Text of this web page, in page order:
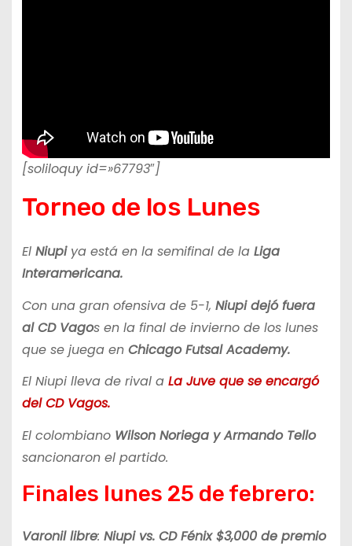
[soliloquy id=»67793″]
Torneo de los Lunes
El Niupiya está en la semifinal de laLiga
Interamericana.
Con una gran ofensiva de 5-1, Niupi dejó fuera
al CD Vagos en la final de invierno de los lunes
que se juega en Chicago Futsal Academy.
El Niupi lleva de rival a La Juve que se encargó
del CD Vagos.
El colombiano Wilson Noriega y Armando Tello
sancionaron el partido.
Finales lunes 25 de febrero:
Varonil libre: Niupi vs. CD Fénix $3,000 de premio